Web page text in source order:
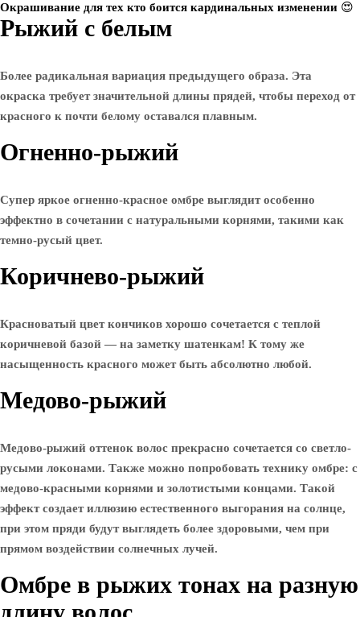
Окрашивание для тех кто боится кардинальных изменении 😍
Рыжий с белым
Более радикальная вариация предыдущего образа. Эта
окраска требует значительной длины прядей, чтобы переход от
красного к почти белому оставался плавным.
Огненно-рыжий
Супер яркое огненно-красное омбре выглядит особенно
эффектно в сочетании с натуральными корнями, такими как
темно-русый цвет.
Коричнево-рыжий
Красноватый цвет кончиков хорошо сочетается с теплой
коричневой базой — на заметку шатенкам! К тому же
насыщенность красного может быть абсолютно любой.
Медово-рыжий
Медово-рыжий оттенок волос прекрасно сочетается со светло-
русыми локонами. Также можно попробовать технику омбре: с
медово-красными корнями и золотистыми концами. Такой
эффект создает иллюзию естественного выгорания на солнце,
при этом пряди будут выглядеть более здоровыми, чем при
прямом воздействии солнечных лучей.
Омбре в рыжих тонах на разную